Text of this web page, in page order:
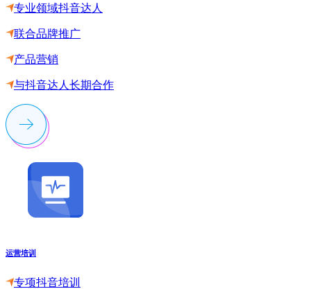
专业领域抖音达人
联合品牌推广
产品营销
与抖音达人长期合作
运营培训
专项抖音培训